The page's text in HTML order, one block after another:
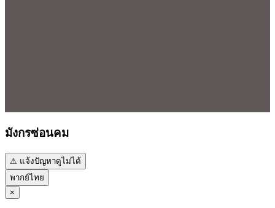
มังกรซ่อนคม
⚠ แจ้งปัญหาดูไม่ได้
พากย์ไทย
×